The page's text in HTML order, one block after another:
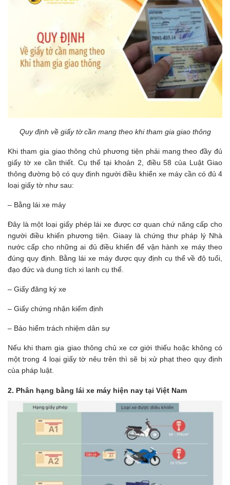
Quy định về giấy tờ cần mang theo khi tham gia giao thông
Khi tham gia giao thông chủ phương tiện phải mang theo đầy đủ
giấy tờ xe cần thiết. Cụ thể tại khoản 2, điều 58 của Luật Giao
thông đường bộ có quy định người điều khiển xe máy cần có đủ 4
loại giấy tờ như sau:
– Bằng lái xe máy
Đây là một loại giấy phép lái xe được cơ quan chứ năng cấp cho
người điều khiển phương tiện. Giaay là chứng thư pháp lý Nhà
nước cấp cho những ai đủ điều khiển để vận hành xe máy theo
đúng quy định. Bằng lái xe máy được quy định cụ thể về độ tuổi,
đạo đức và dung tích xi lanh cụ thể.
– Giấy đăng ký xe
– Giấy chứng nhận kiểm định
– Bảo hiểm trách nhiệm dân sự
Nếu khi tham gia giao thông chủ xe cơ giới thiếu hoặc không có
một trong 4 loại giấy tờ nêu trên thì sẽ bị xử phạt theo quy định
của pháp luật.
2. Phân hạng bằng lái xe máy hiện nay tại Việt Nam